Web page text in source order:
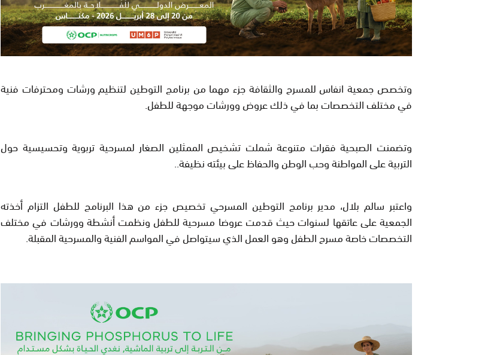
وتخصص جمعية انفاس للمسرح والثقافة جزء مهما من برنامج التوطين لتنظيم ورشات ومحترفات فنية
في مختلف التخصصات بما في ذلك عروض وورشات موجهة للطفل.
وتضمنت الصبحية فقرات متنوعة شملت تشخيص الممثلين الصغار لمسرحية تربوية وتحسيسية حول
التربية على المواطنة وحب الوطن والحفاظ على بيئته نظيفة..
واعتبر سالم بلال، مدير برنامج التوطين المسرحي تخصيص جزء من هذا البرنامج للطفل التزام أخذته
الجمعية على عاتقها لسنوات حيث قدمت عروضا مسرحية للطفل ونظمت أنشطة وورشات في مختلف
التخصصات خاصة مسرح الطفل وهو العمل الذي سيتواصل في المواسم الفنية والمسرحية المقبلة.